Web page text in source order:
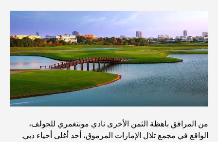
أفضل البنوك في دبي للمقيمين الأجانب: دليل مصرفي شامل
أفضل مطاعم شرائح اللحم في دبي: دليل لعشاق اللحوم
أغلى دولة في العالم: تصنيف عالمي لتكاليف المعيشة
البدنية في المنطقة المحيطة
من المرافق باهظة الثمن الأخرى نادي مونتغمري للجولف،
الواقع في مجمع تلال الإمارات المرموق، أحد أغلى أحياء دبي.